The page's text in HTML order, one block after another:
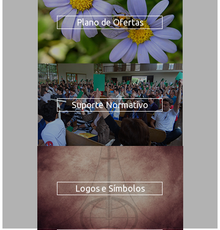
Plano de Ofertas
Suporte Normativo
Logos e Símbolos